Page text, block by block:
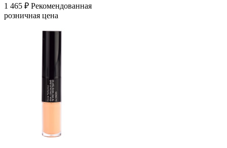
1 465 ₽ Рекомендованная
розничная цена